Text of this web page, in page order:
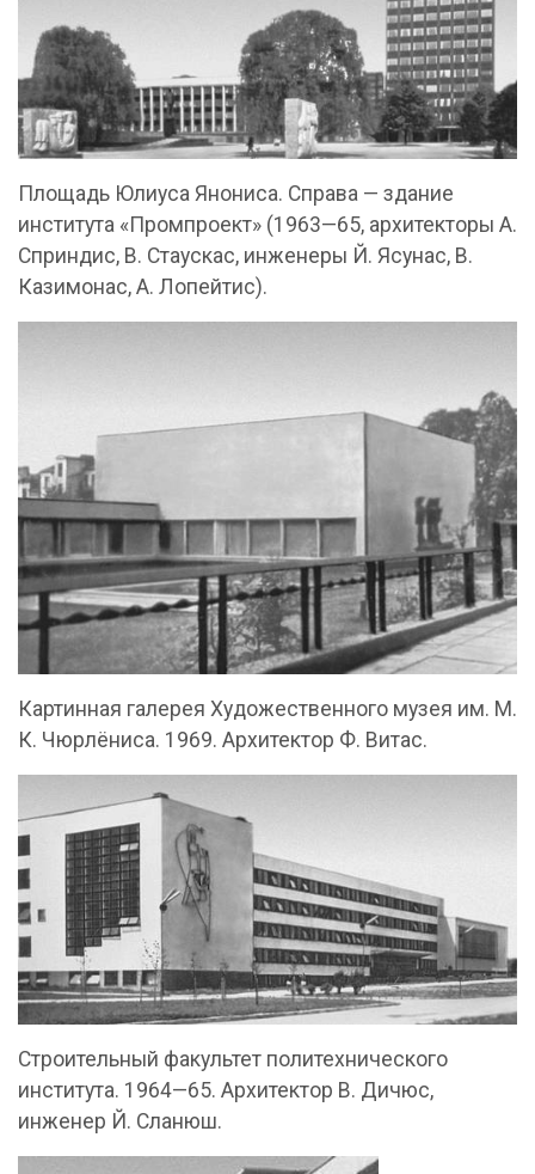
Площадь Юлиуса Янониса. Справа — здание
института «Промпроект» (1963—65, архитекторы А.
Сприндис, В. Стаускас, инженеры Й. Ясунас, В.
Казимонас, А. Лопейтис).
Картинная галерея Художественного музея им. М.
К. Чюрлёниса. 1969. Архитектор Ф. Витас.
Строительный факультет политехнического
института. 1964—65. Архитектор В. Дичюс,
инженер Й. Сланюш.